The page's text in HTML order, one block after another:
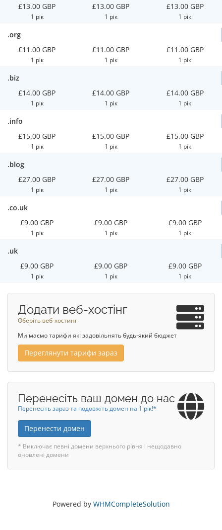
£13.00 GBP
1 рік
£13.00 GBP
1 рік
£13.00 GBP
1 рік
.org
£11.00 GBP
1 рік
£11.00 GBP
1 рік
£11.00 GBP
1 рік
.biz
£14.00 GBP
1 рік
£14.00 GBP
1 рік
£14.00 GBP
1 рік
.info
£15.00 GBP
1 рік
£15.00 GBP
1 рік
£15.00 GBP
1 рік
.blog
£27.00 GBP
1 рік
£27.00 GBP
1 рік
£27.00 GBP
1 рік
.co.uk
£9.00 GBP
1 рік
£9.00 GBP
1 рік
£9.00 GBP
1 рік
.uk
£9.00 GBP
1 рік
£9.00 GBP
1 рік
£9.00 GBP
1 рік
Додати веб-хостінг
Оберіть веб-хостинг
Ми маємо тарифи які задовільнять будь-який бюджет
Переглянути тарифи зараз
Перенесіть ваш домен до нас
Перенесіть зараз та подовжіть домен на 1 рік!*
Перенести домен
* Виключає певні домени верхнього рівня і нещодавно
оновлені домени
Powered by WHMCompleteSolution